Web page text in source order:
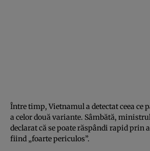
Între timp, Vietnamul a detectat ceea ce
a celor două variante. Sâmbătă,
declarat că se poate răspândi rapid prin
fiind „foarte periculos”.